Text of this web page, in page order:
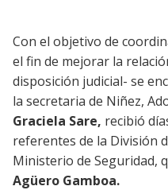
Con el objetivo de
el fin de mejorar la
disposición judicial- se
la secretaria de Niñez,
Graciela Sare, recibió
referentes de la División
Ministerio de Seguridad,
Agüero Gamboa.